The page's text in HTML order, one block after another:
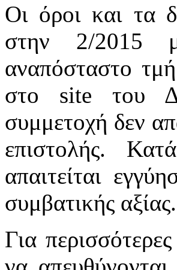
Οι όροι και τα
στην 2/2015
αναπόσταστο
στο site του
συμμετοχή δεν
επιστολής.
απαιτείται
συμβατικής αξίας.
Για